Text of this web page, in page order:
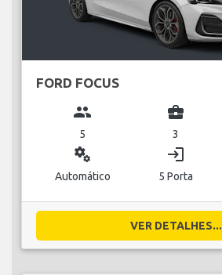
FORD FOCUS
group
5
business_center
3
miscellaneous_services
Automático
login
5 Porta
VER DETALHES...